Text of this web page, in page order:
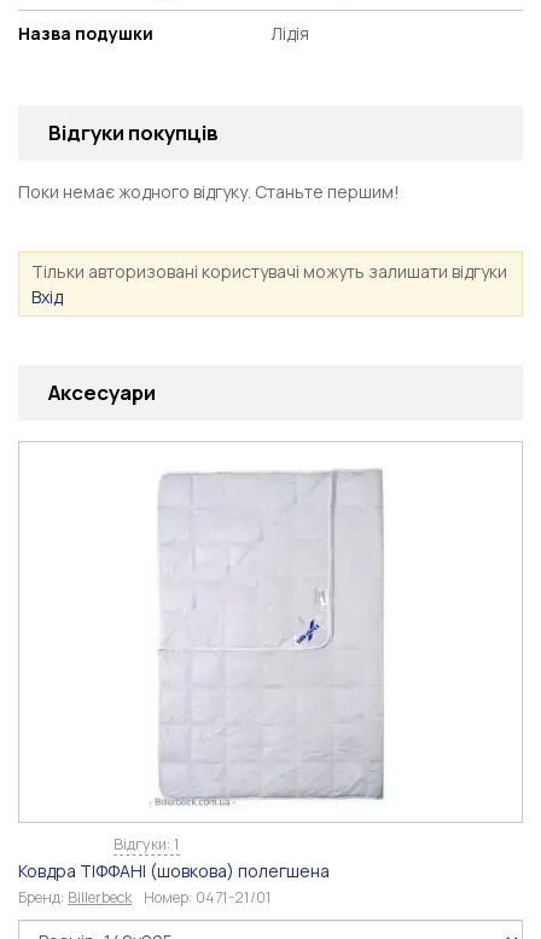
Назва подушки Лідія
Відгуки покупців
Поки немає жодного відгуку. Станьте першим!
Тільки авторизовані користувачі можуть залишати відгуки
Вхід
Аксесуари
Відгуки: 1
Ковдра ТІФФАНІ (шовкова) полегшена
Бренд: Billerbeck Номер: 0471-21/01